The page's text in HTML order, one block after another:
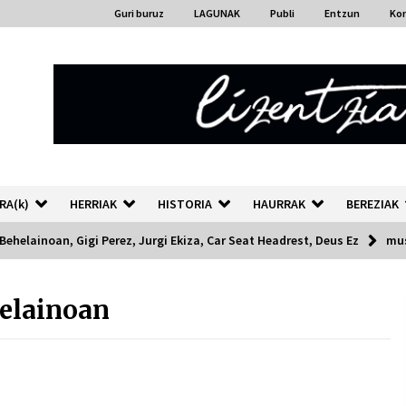
Guri buruz LAGUNAK Publi Entzun
HERRIAK HISTORIA HAURRAK BEREZIAK
Gigi Perez, Jurgi Ekiza, Car Seat Headrest, Deus Ez